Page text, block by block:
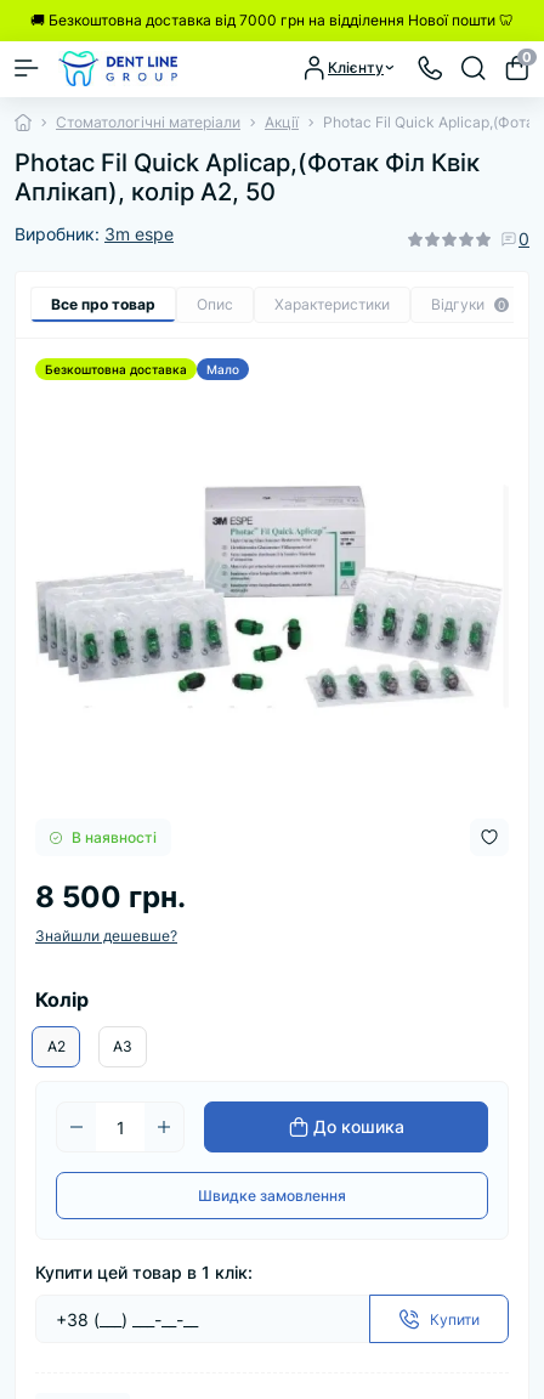
🚚 Безкоштовна доставка від 7000 грн на відділення Нової пошти 🦷
Клієнту
0
Стоматологічні матеріали Акції Photac Fil Quick Aplicap,(Фотак
Photac Fil Quick Aplicap,(Фотак Філ Квік
Аплікап), колір А2, 50
Виробник: 3m espe 0
Все про товар Опис Характеристики Відгуки 0
Безкоштовна доставка Мало
В наявності
8 500 грн.
Знайшли дешевше?
Колір
A2 A3
До кошика
Швидке замовлення
Купити цей товар в 1 клік:
Купити